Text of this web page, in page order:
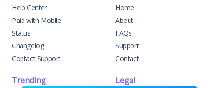
Help Center
Paid with Mobile
Status
Changelog
Contact Support
Home
About
FAQs
Support
Contact
Trending Legal